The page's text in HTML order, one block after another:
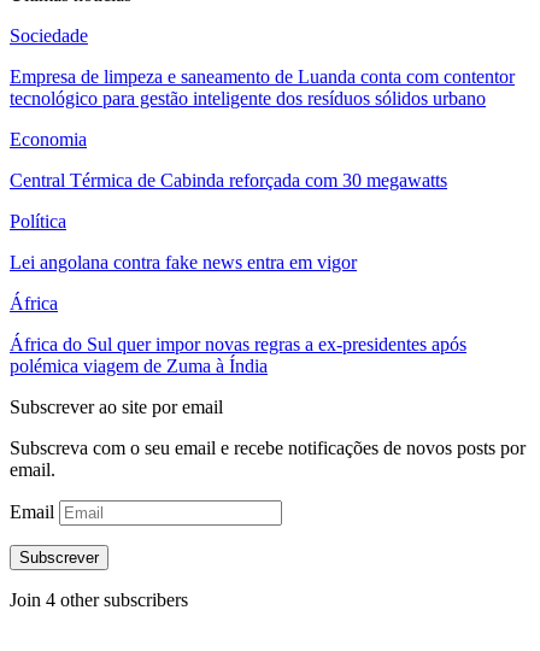
Sociedade
Empresa de limpeza e saneamento de Luanda conta com contentor
tecnológico para gestão inteligente dos resíduos sólidos urbano
Economia
Central Térmica de Cabinda reforçada com 30 megawatts
Política
Lei angolana contra fake news entra em vigor
África
África do Sul quer impor novas regras a ex-presidentes após
polémica viagem de Zuma à Índia
Subscrever ao site por email
Subscreva com o seu email e recebe notificações de novos posts por
email.
Email
Subscrever
Join 4 other subscribers